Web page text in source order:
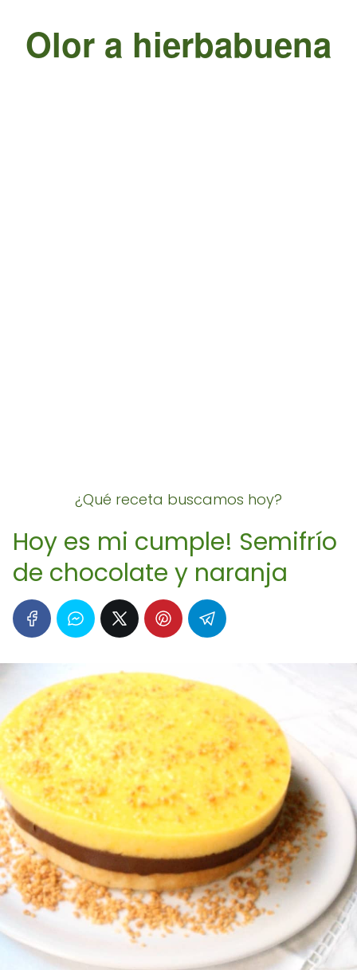
Olor a hierbabuena
¿Qué receta buscamos hoy?
Hoy es mi cumple! Semifrío
de chocolate y naranja